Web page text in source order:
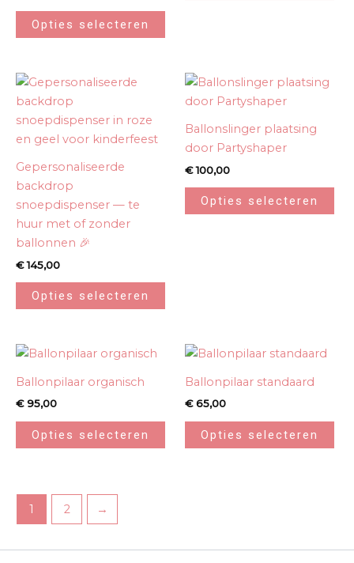
Opties selecteren
Gepersonaliseerde
backdrop
snoepdispenser — te
huur met of zonder
ballonnen 🎉
€145,00
Opties selecteren
Ballonslinger plaatsing
door Partyshaper
€100,00
Opties selecteren
Ballonpilaar organisch
€95,00
Opties selecteren
Ballonpilaar standaard
€65,00
Opties selecteren
1 2 →